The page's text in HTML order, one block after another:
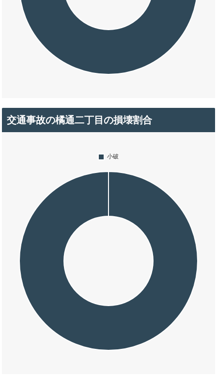
交通事故の橘通二丁目の損壊割合